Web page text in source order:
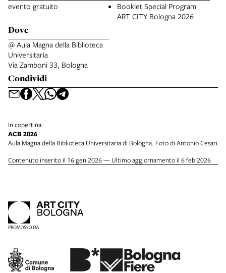
evento gratuito
Booklet Special Program
ART CITY Bologna 2026
Dove
@ Aula Magna della Biblioteca
Universitaria
Via Zamboni 33, Bologna
Condividi
In copertina:
ACB 2026
Aula Magna della Biblioteca Universitaria di Bologna. Foto di Antonio Cesari
Contenuto inserito il 16 gen 2026 — Ultimo aggiornamento il 6 feb 2026